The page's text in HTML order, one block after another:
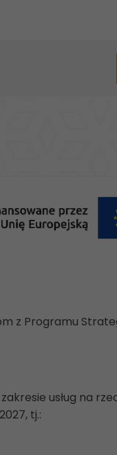
z Programu
usług na
tj.: